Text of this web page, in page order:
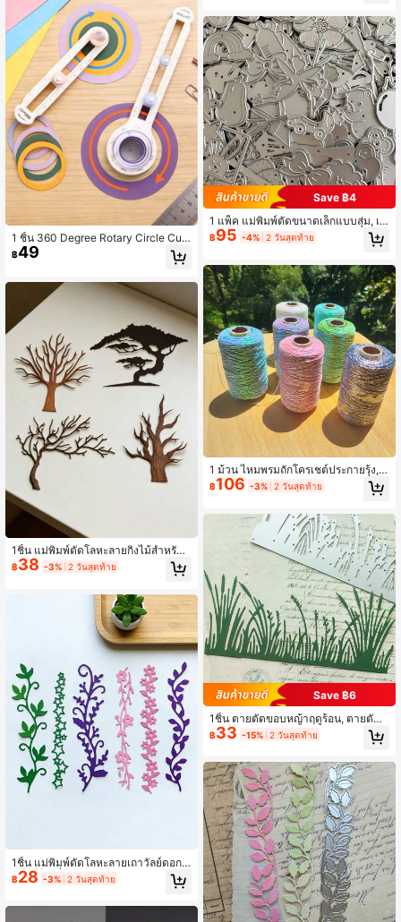
1 ชิ้น 360 Degree Rotary Circle Cutt
er - Precision Round Cutting Tool -
DIY Plastic Circle Cutter With Rotati
ลมได้อย่างแม่นยำ, เหมาะสำหรับงานฝี
มือและใช้ในสำนักงาน, เครื่องใช้สำนักง
฿49
1ชิ้น แม่พิมพ์ตัดโลหะลายกิ่งไม้สำหรับ
ทำการ์ด, การ์ดเชิญงานแต่งงาน, แม่พิ
มพ์ตัดขอบ, แม่พิมพ์นูนเหล็กคาร์บอน, เ
พ, การ์ดกระดาษ, อัลบั้มรูป, อุปกรณ์งาน
ฝีมือ, สินค้ามาใหม่
฿38 -3% 2 วันสุดท้าย
1ชิ้น แม่พิมพ์ตัดโลหะลายเถาวัลย์ดอกไ
ม้รวม | เครื่องมือประดิษฐ์อเนกประสงค์,
เหมาะสำหรับสมุดภาพ, อัลบั้ม, การ์ด แ
฿28 -3% 2 วันสุดท้าย
มนูนตกแต่ง เครื่องมือโครงการในบ้าน
Save ฿4
1 แพ็ค แม่พิมพ์ตัดขนาดเล็กแบบสุ่ม, เงิ
น รูปสัตว์,พืช,อาหาร,ใบไม้,ดอกไม้ และ
บุคคล ธีมแม่พิมพ์นูนสำหรับสมุดภาพ, ก
พิมพ์กระดาษตกแต่ง
฿95 -4% 2 วันสุดท้าย
1 ม้วน ไหมพรมถักโครเชต์ประกายรุ้ง, 1
00 กรัม ไหมพรมถักโครเชต์สีโลหะเงาง
าม, เหมาะสำหรับการถักไหมพรมทำมื
กระเป๋าได้
฿106 -3% 2 วันสุดท้าย
Save ฿6
1ชิ้น ตายตัดขอบหญ้าฤดูร้อน, ตายตัดใ
หม่ปี 2025, แม่พิมพ์นูนสำหรับวัสดุงาน
ฝีมือ DIY สมุดภาพลงรายการ, แม่พิมพ์,
การ์ด
฿33 -15% 2 วันสุดท้าย